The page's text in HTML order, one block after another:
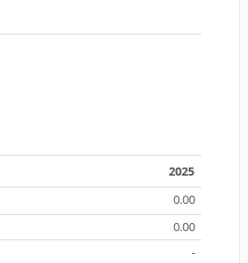
2025
0.00
0.00
-